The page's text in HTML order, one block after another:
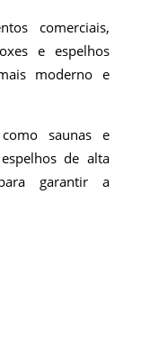
comerciais,
e espelhos
moderno e
saunas e
de alta
garantir a